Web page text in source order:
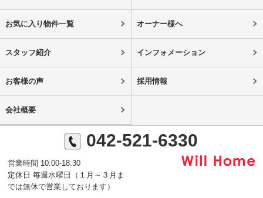
お気に入り物件一覧 オーナー様へ
スタッフ紹介 インフォメーション
お客様の声 採用情報
会社概要
042-521-6330
営業時間 10:00-18:30
定休日 毎週水曜日（１月～３月ま
では無休で営業しております）